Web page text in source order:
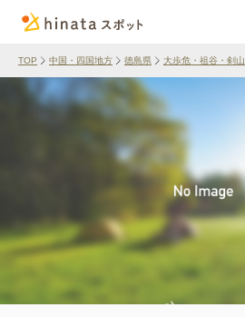
TOP 中国・四国地方 徳島県 大歩危・祖谷・剣山